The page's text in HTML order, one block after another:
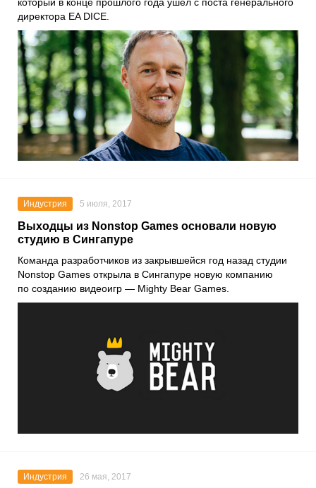
директора EA DICE.
Индустрия 5 июля, 2017
Выходцы из Nonstop Games основали новую
студию в Сингапуре
Команда разработчиков из закрывшейся год назад студии
Nonstop Games открыла в Сингапуре новую компанию
по созданию видеоигр — Mighty Bear Games.
Индустрия 26 мая, 2017